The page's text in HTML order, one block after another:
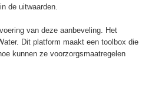
de uitwaarden.
van deze aanbeveling. Het
Dit platform maakt een toolbox die
kunnen ze voorzorgsmaatregelen